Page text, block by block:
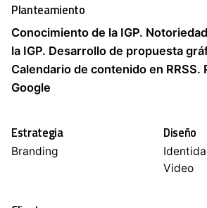
Planteamiento
Conocimiento de la IGP.
la IGP. Desarrollo de propuesta
Calendario de contenido en RRSS.
Google
Estrategia
Branding
Diseño
Video